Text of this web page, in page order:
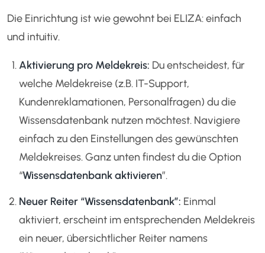
Die Einrichtung ist wie gewohnt bei ELIZA: einfach
und intuitiv.
Aktivierung pro Meldekreis: Du entscheidest, für
welche Meldekreise (z.B. IT-Support,
Kundenreklamationen, Personalfragen) du die
Wissensdatenbank nutzen möchtest. Navigiere
einfach zu den Einstellungen des gewünschten
Meldekreises. Ganz unten findest du die Option
“Wissensdatenbank aktivieren”.
Neuer Reiter “Wissensdatenbank”: Einmal
aktiviert, erscheint im entsprechenden Meldekreis
ein neuer, übersichtlicher Reiter namens